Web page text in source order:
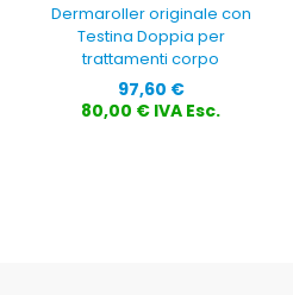
Dermaroller originale con
Testina Doppia per
trattamenti corpo
Prezzo
97,60 €
80,00 € IVA Esc.